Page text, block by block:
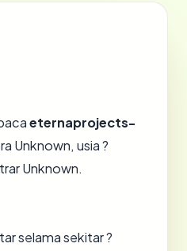
eternaprojects-
Unknown, usia ?
Unknown.
selama sekitar ?